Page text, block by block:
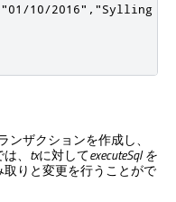
10/2016","Sylling -
ザクションを作成し、
、 txに対してexecuteSql を
りと変更を行うことがで